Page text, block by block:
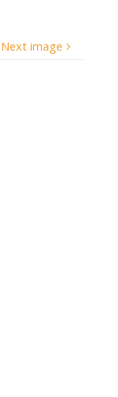
Next image